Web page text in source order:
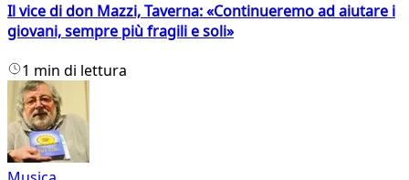
Il vice di don Mazzi, Taverna: «Continueremo ad aiutare i
giovani, sempre più fragili e soli»
1 min di lettura